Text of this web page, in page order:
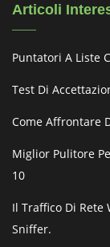
Articoli
Puntatori A Liste
Test Di
Come Affrontare
Miglior Pulitore
10
Il Traffico Di Rete
Sniffer.